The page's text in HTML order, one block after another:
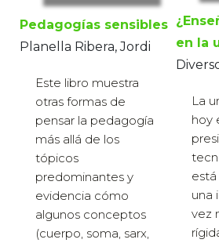
Pedagogías sensibles
Planella Ribera, Jordi
Este libro muestra
otras formas de
pensar la pedagogía
más allá de los
tópicos
predominantes y
evidencia cómo
algunos conceptos
(cuerpo, soma, sarx,
en la
La
hoy
una
vez